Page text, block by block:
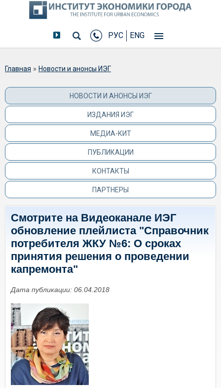
РУС ENG
Вы здесь
Главная » Новости и анонсы ИЭГ
НОВОСТИ И АНОНСЫ ИЭГ
ИЗДАНИЯ ИЭГ
МЕДИА-КИТ
ПУБЛИКАЦИИ
КОНТАКТЫ
ПАРТНЕРЫ
Смотрите на Видеоканале ИЭГ
обновление плейлиста "Справочник
потребителя ЖКУ №6: О сроках
принятия решения о проведении
капремонта"
Дата публикации: 06.04.2018